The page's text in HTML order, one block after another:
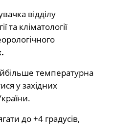
відділу
та кліматології
температурна
у західних
до +4 градусів,